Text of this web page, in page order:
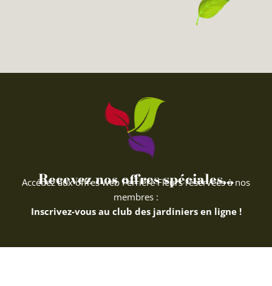
Recevez nos offres spéciales...
Accédez aux offres web Ferriere Fleurs réservées à nos
membres :
Inscrivez-vous au club des jardiniers en ligne !